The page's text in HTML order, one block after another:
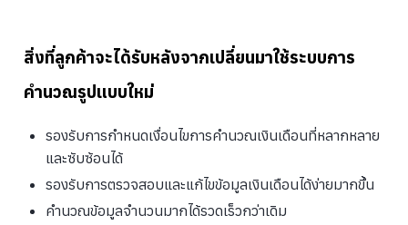
สิ่งที่ลูกค้าจะได้รับหลังจากเปลี่ยนมาใช้ระบบการ
คำนวณรูปแบบใหม่
รองรับการกำหนดเงื่อนไขการคำนวณเงินเดือนที่หลากหลาย
และซับซ้อนได้
รองรับการตรวจสอบและแก้ไขข้อมูลเงินเดือนได้ง่ายมากขึ้น
คำนวณข้อมูลจำนวนมากได้รวดเร็วกว่าเดิม